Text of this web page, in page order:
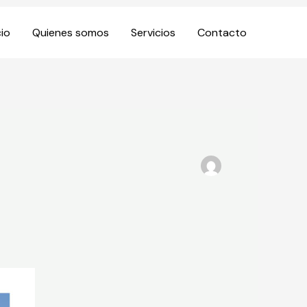
Quienes somos Servicios Contacto